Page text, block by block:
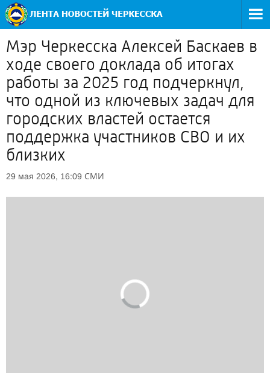
Мэр Черкесска Алексей Баскаев в
ходе своего доклада об итогах
работы за 2025 год подчеркнул,
что одной из ключевых задач для
городских властей остается
поддержка участников СВО и их
близких
29 мая 2026, 16:09 СМИ